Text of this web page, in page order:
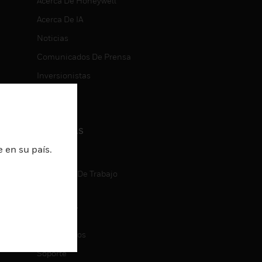
Acerca De IA
Noticias
Comunicados De Prensa
Inversionistas
CARRERAS
Carreras
Búsqueda De Trabajo
CONTACT
Contáctenos
Soporte
en su país.